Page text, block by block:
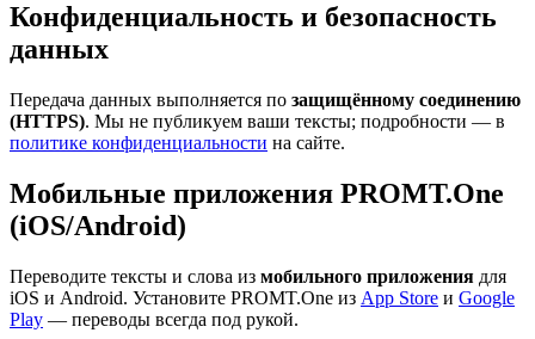
Конфиденциальность и безопасность
данных
Передача данных выполняется по защищённому соединению
(HTTPS). Мы не публикуем ваши тексты; подробности — в
политике конфиденциальности на сайте.
Мобильные приложения PROMT.One
(iOS/Android)
Переводите тексты и слова из мобильного приложения для
iOS и Android. Установите PROMT.One из App Store и Google
Play — переводы всегда под рукой.